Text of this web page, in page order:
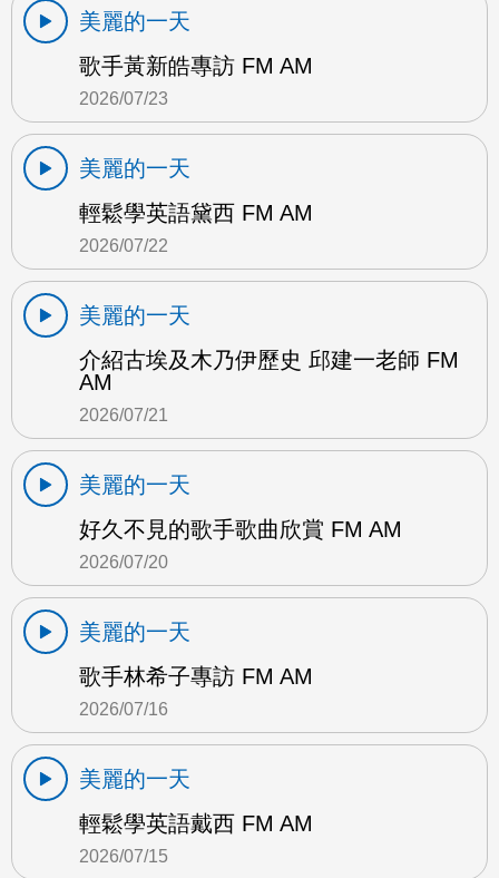
美麗的一天
歌手黃新皓專訪 FM AM
2026/07/23
美麗的一天
輕鬆學英語黛西 FM AM
2026/07/22
美麗的一天
介紹古埃及木乃伊歷史 邱建一老師 FM
AM
2026/07/21
美麗的一天
好久不見的歌手歌曲欣賞 FM AM
2026/07/20
美麗的一天
歌手林希子專訪 FM AM
2026/07/16
美麗的一天
輕鬆學英語戴西 FM AM
2026/07/15